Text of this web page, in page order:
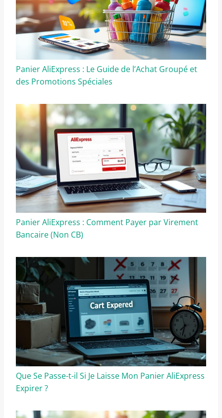
Panier AliExpress : Le Guide de l’Achat Groupé et
des Promotions Spéciales
Panier AliExpress : Comment Payer par Virement
Bancaire (Non CB)
Que Se Passe-t-il Si Je Laisse Mon Panier AliExpress
Expirer ?